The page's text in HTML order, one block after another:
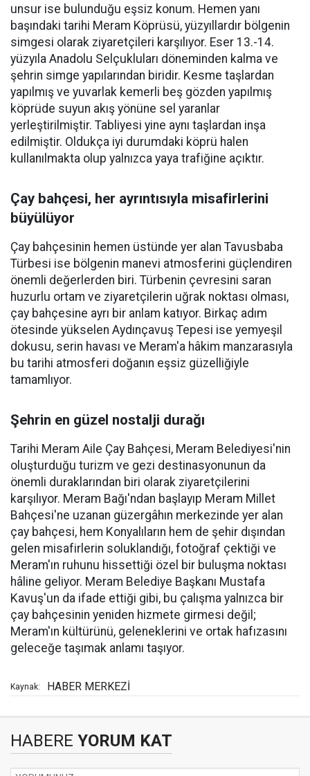
unsur ise bulunduğu eşsiz konum. Hemen yanı
başındaki tarihi Meram Köprüsü, yüzyıllardır bölgenin
simgesi olarak ziyaretçileri karşılıyor. Eser 13.-14.
yüzyıla Anadolu Selçukluları döneminden kalma ve
şehrin simge yapılarından biridir. Kesme taşlardan
yapılmış ve yuvarlak kemerli beş gözden yapılmış
köprüde suyun akış yönüne sel yaranlar
yerleştirilmiştir. Tabliyesi yine aynı taşlardan inşa
edilmiştir. Oldukça iyi durumdaki köprü halen
kullanılmakta olup yalnızca yaya trafiğine açıktır.
Çay bahçesi, her ayrıntısıyla misafirlerini
büyülüyor
Çay bahçesinin hemen üstünde yer alan Tavusbaba
Türbesi ise bölgenin manevi atmosferini güçlendiren
önemli değerlerden biri. Türbenin çevresini saran
huzurlu ortam ve ziyaretçilerin uğrak noktası olması,
çay bahçesine ayrı bir anlam katıyor. Birkaç adım
ötesinde yükselen Aydınçavuş Tepesi ise yemyeşil
dokusu, serin havası ve Meram'a hâkim manzarasıyla
bu tarihi atmosferi doğanın eşsiz güzelliğiyle
tamamlıyor.
Şehrin en güzel nostalji durağı
Tarihi Meram Aile Çay Bahçesi, Meram Belediyesi'nin
oluşturduğu turizm ve gezi destinasyonunun da
önemli duraklarından biri olarak ziyaretçilerini
karşılıyor. Meram Bağı'ndan başlayıp Meram Millet
Bahçesi'ne uzanan güzergâhın merkezinde yer alan
çay bahçesi, hem Konyalıların hem de şehir dışından
gelen misafirlerin soluklandığı, fotoğraf çektiği ve
Meram'ın ruhunu hissettiği özel bir buluşma noktası
hâline geliyor. Meram Belediye Başkanı Mustafa
Kavuş'un da ifade ettiği gibi, bu çalışma yalnızca bir
çay bahçesinin yeniden hizmete girmesi değil;
Meram'ın kültürünü, geleneklerini ve ortak hafızasını
geleceğe taşımak anlamı taşıyor.
Kaynak: HABER MERKEZİ
HABERE YORUM KAT